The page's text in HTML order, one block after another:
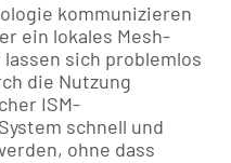
kommunizieren
ein lokales Mesh-
sich problemlos
die Nutzung
ISM-
schnell und
ohne dass